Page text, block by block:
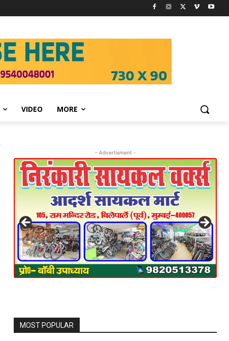
VIDEO MORE
- Advertisment -
MOST POPULAR